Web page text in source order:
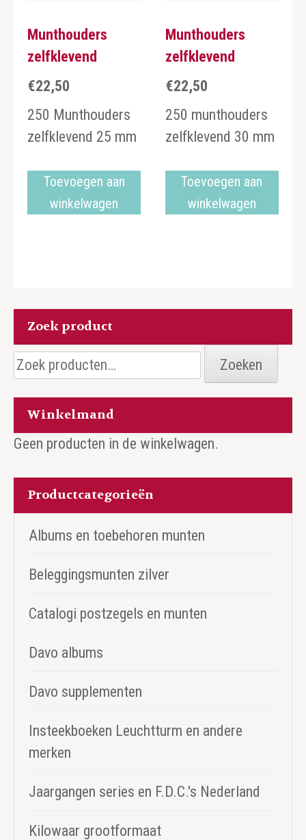
Munthouders
zelfklevend
€22,50
250 Munthouders
zelfklevend 25 mm
Toevoegen aan
winkelwagen
Munthouders
zelfklevend
€22,50
250 munthouders
zelfklevend 30 mm
Toevoegen aan
winkelwagen
Zoek product
Zoeken
naar:
Zoeken
Winkelmand
Geen producten in de winkelwagen.
Productcategorieën
Albums en toebehoren munten
Beleggingsmunten zilver
Catalogi postzegels en munten
Davo albums
Davo supplementen
Insteekboeken Leuchtturm en andere
merken
Jaargangen series en F.D.C.'s Nederland
Kilowaar grootformaat